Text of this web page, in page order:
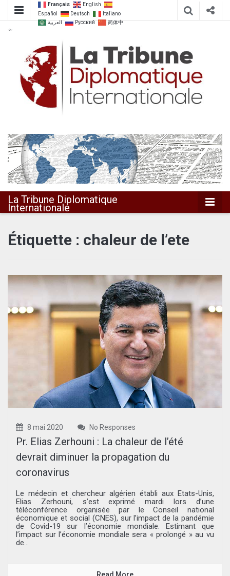
Français
English
Español
Deutsch
Italiano
العربية
Русский
简体中
文
La Tribune
Diplomatique
Internationale
La Tribune Diplomatique
Internationale
Étiquette : chaleur de l’ete
8 mai 2020 No Responses
Pr. Elias Zerhouni : La chaleur de l’été
devrait diminuer la propagation du
coronavirus
Le médecin et chercheur algérien établi aux Etats-Unis,
Elias Zerhouni, s’est exprimé mardi lors d’une
téléconférence organisée par le Conseil national
économique et social (CNES), sur l’impact de la pandémie
de Covid-19 sur l’économie mondiale. Estimant que
l’impact sur l’économie mondiale sera « prolongé » au vu
de...